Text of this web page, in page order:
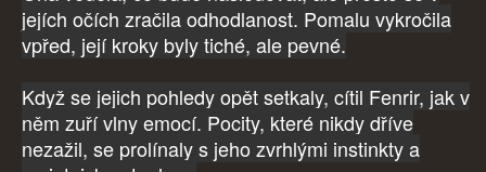
jejích očích zračila odhodlanost. Pomalu vykročila
vpřed, její kroky byly tiché, ale pevné.
Když se jejich pohledy opět setkaly, cítil Fenrir, jak v
něm zuří vlny emocí. Pocity, které nikdy dříve
nezažil, se prolínaly s jeho zvrhlými instinkty a